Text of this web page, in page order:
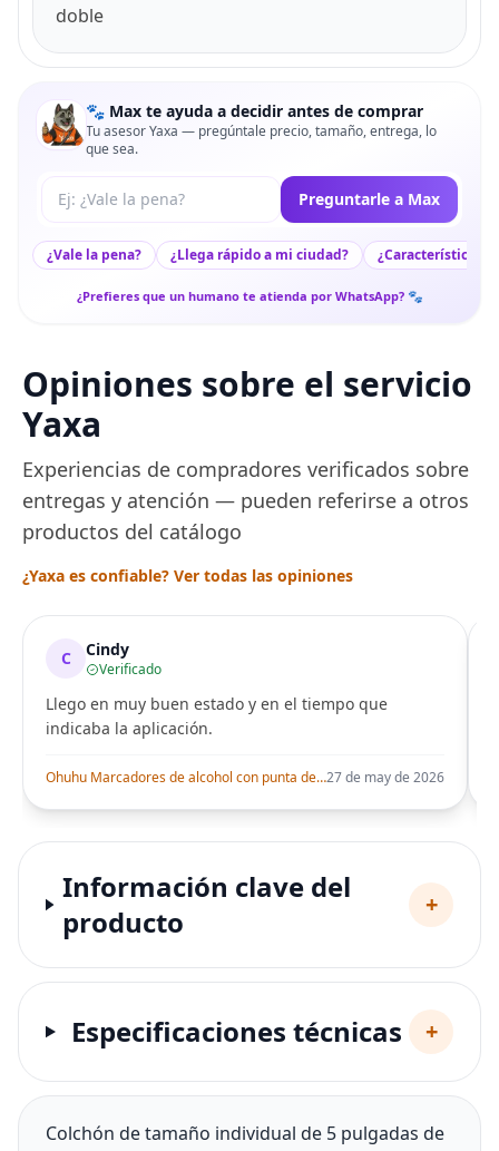
doble
🐾 Max te ayuda a decidir antes de comprar
Tu asesor Yaxa — pregúntale precio, tamaño, entrega, lo
que sea.
Tu pregunta a Max Preguntarle a Max
¿Vale la pena? ¿Llega rápido a mi ciudad? ¿Características
¿Prefieres que un humano te atienda por WhatsApp? 🐾
Opiniones sobre el servicio
Yaxa
Experiencias de compradores verificados sobre
entregas y atención — pueden referirse a otros
productos del catálogo
¿Yaxa es confiable? Ver todas las opiniones
C Cindy
Verificado
Llego en muy buen estado y en el tiempo que
indicaba la aplicación.
Ohuhu Marcadores de alcohol con punta de pincel – Juego de marcadores artísticos de doble punta con certificación AP para artistas adultos27 de may de 2026
Información clave del
producto
+
Especificaciones técnicas +
Colchón de tamaño individual de 5 pulgadas de